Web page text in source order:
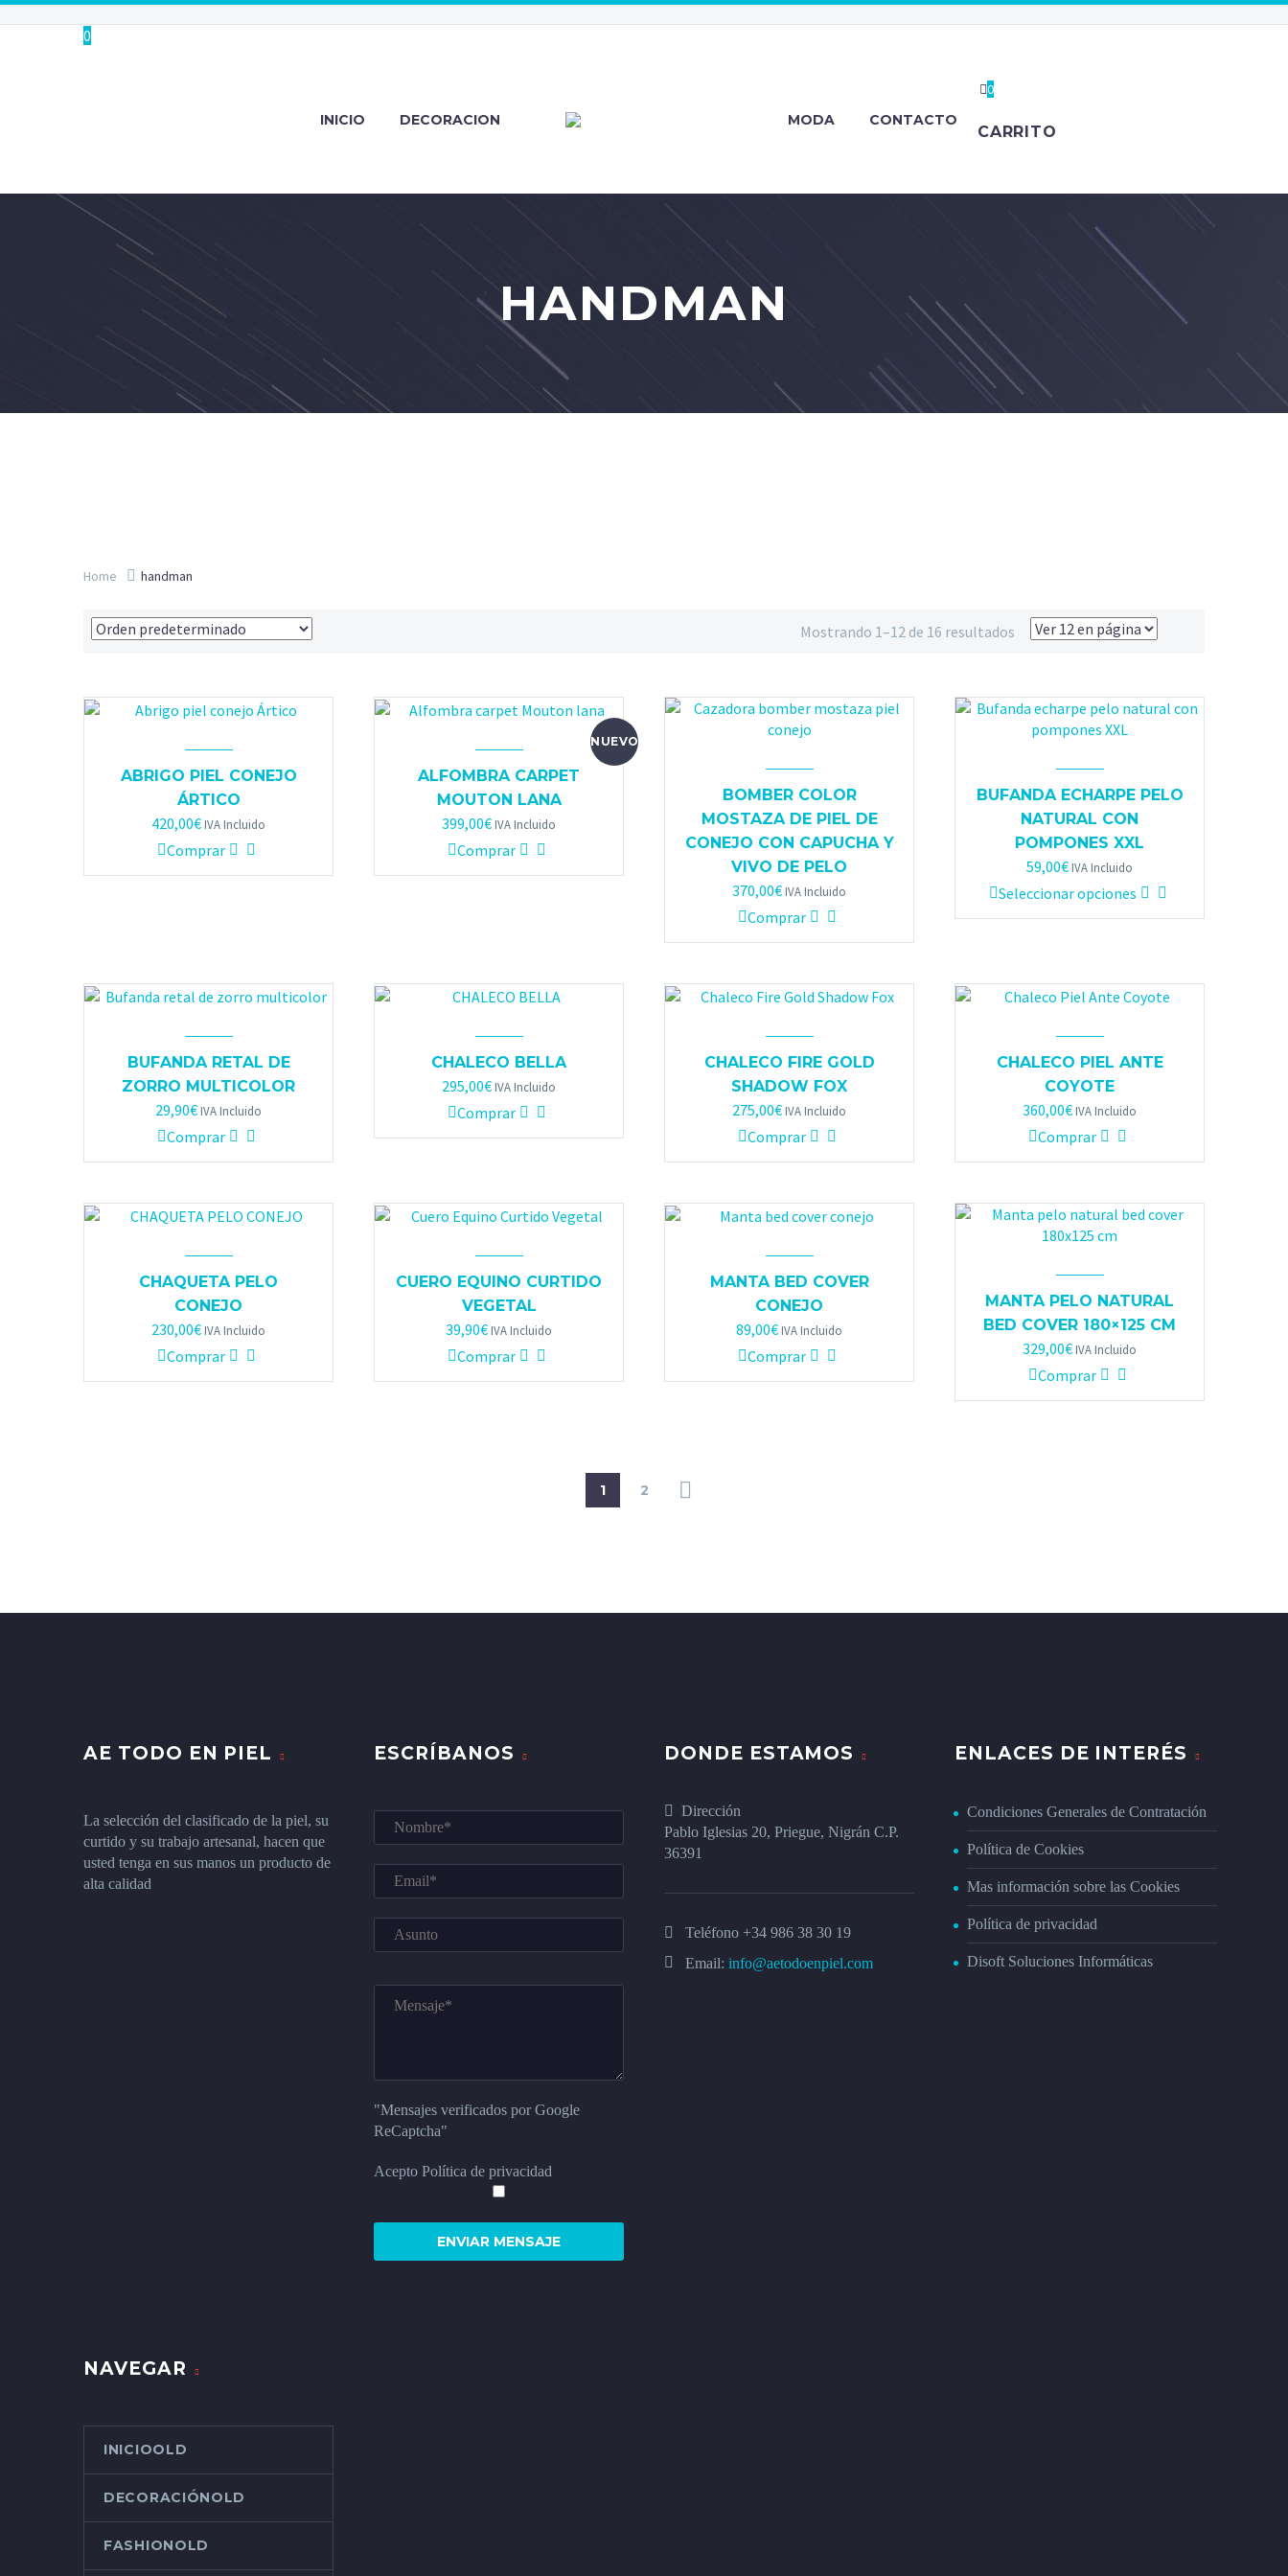
0
INICIO DECORACION MODA CONTACTO
0
CARRITO
HANDMAN
Home handman
Mostrando 1–12 de 16 resultados
ABRIGO PIEL CONEJO
ÁRTICO
420,00€ IVA Incluido
Comprar
NUEVO
ALFOMBRA CARPET
MOUTON LANA
399,00€ IVA Incluido
Comprar
BOMBER COLOR
MOSTAZA DE PIEL DE
CONEJO CON CAPUCHA Y
VIVO DE PELO
370,00€ IVA Incluido
Comprar
BUFANDA ECHARPE PELO
NATURAL CON
POMPONES XXL
59,00€ IVA Incluido
Seleccionar opciones
Este
producto
Las
se
pueden
elegir
en
página
de
BUFANDA RETAL DE
ZORRO MULTICOLOR
29,90€ IVA Incluido
Comprar
CHALECO BELLA
295,00€ IVA Incluido
Comprar
CHALECO FIRE GOLD
SHADOW FOX
275,00€ IVA Incluido
Comprar
CHALECO PIEL ANTE
COYOTE
360,00€ IVA Incluido
Comprar
CHAQUETA PELO
CONEJO
230,00€ IVA Incluido
Comprar
CUERO EQUINO CURTIDO
VEGETAL
39,90€ IVA Incluido
Comprar
MANTA BED COVER
CONEJO
89,00€ IVA Incluido
Comprar
MANTA PELO NATURAL
BED COVER 180×125 CM
329,00€ IVA Incluido
Comprar
1 2
AE TODO EN PIEL
La selección del clasificado de la piel, su
curtido y su trabajo artesanal, hacen que
usted tenga en sus manos un producto de
alta calidad
ESCRÍBANOS
"Mensajes verificados por Google
ReCaptcha"
Acepto Política de privacidad
DONDE ESTAMOS
Dirección
Pablo Iglesias 20, Priegue, Nigrán C.P.
36391
Teléfono +34 986 38 30 19
Email: info@aetodoenpiel.com
ENLACES DE INTERÉS
Condiciones Generales de Contratación
Política de Cookies
Mas información sobre las Cookies
Política de privacidad
Disoft Soluciones Informáticas
NAVEGAR
INICIOOLD
DECORACIÓNOLD
FASHIONOLD